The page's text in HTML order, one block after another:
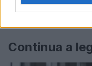
Continua a